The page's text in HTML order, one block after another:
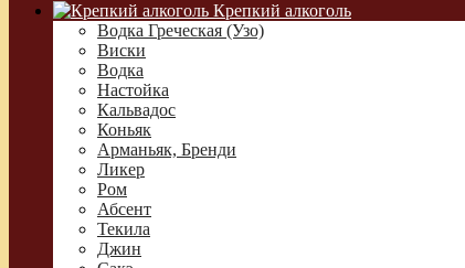
Крепкий алкоголь
Водка Греческая (Узо)
Виски
Водка
Настойка
Кальвадос
Коньяк
Арманьяк, Бренди
Ликер
Ром
Абсент
Текила
Джин